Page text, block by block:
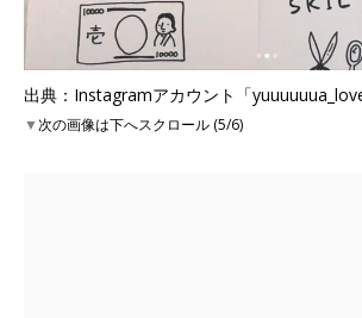
出典：Instagramアカウント「yuuuuuua_love
▼次の画像は下へスクロール (5/6)